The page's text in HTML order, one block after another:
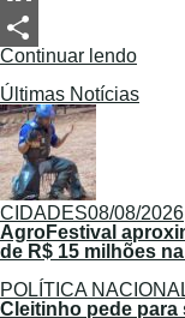
LinkedIn
Share
Continuar lendo
Últimas Notícias
CIDADES08/08/2026
AgroFestival
de R$ 15 milhões
POLÍTICA
Cleitinho pede para